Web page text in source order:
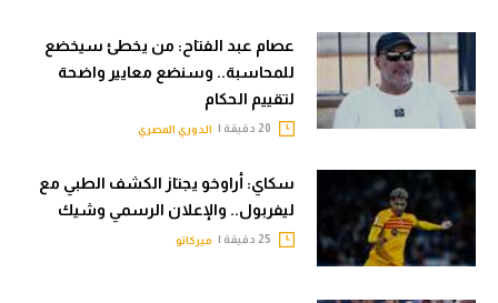
عصام عبد الفتاح: من يخطئ سيخضع
للمحاسبة.. وسنضع معايير واضحة
لتقييم الحكام
الدوري المصري
سكاي: أراوخو يجتاز الكشف الطبي مع
ليفربول.. والإعلان الرسمي وشيك
ميركاتو